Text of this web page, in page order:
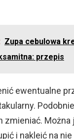
Zupa cebulowa
przepis
ewentualne
zmieniać. Można
i nakleić na